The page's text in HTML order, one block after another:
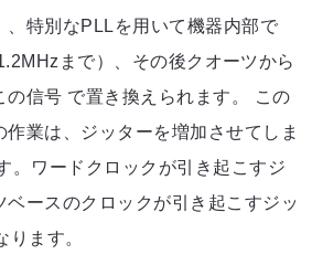
、特別なPLLを用いて機器内部で
まで）、その後クオーツから
の信号 で置き換えられます。 この
作業は、ジッターを増加させてしま
。ワードクロックが引き起こすジ
ベースのクロックが引き起こすジッ
ります。